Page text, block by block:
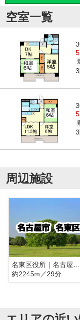
空室一覧
周辺施設
約2245m／29分